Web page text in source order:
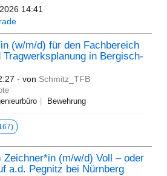
14:41
(w/m/d) für den Fachbereich
Tragwerksplanung in Bergisch-
- von Schmitz_TFB
Bewehrung
Zeichner*in (m/w/d) Voll – oder
a.d. Pegnitz bei Nürnberg